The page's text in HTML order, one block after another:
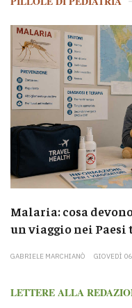
Malaria: cosa
un viaggio nei
GABRIELE MARCHIANÒ GIOVEDÌ
LETTERE ALLA